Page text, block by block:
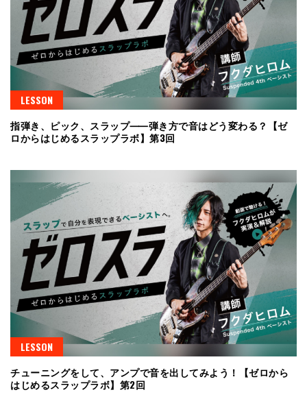
LESSON
指弾き、ピック、スラップ⸺弾き方で音はどう変わる？【ゼ
ロからはじめるスラップラボ】第3回
LESSON
チューニングをして、アンプで音を出してみよう！【ゼロから
はじめるスラップラボ】第2回